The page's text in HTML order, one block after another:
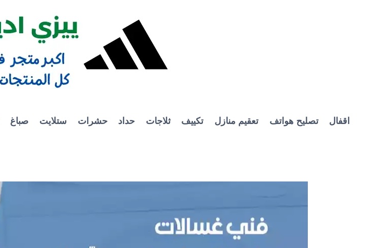
اقفال تصليح هواتف تعقيم منازل تكييف ثلاجات حداد حشرات ستلايت صباغ